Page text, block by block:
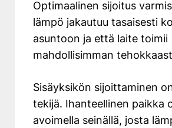
Optimaalinen sijoitus
lämpö jakautuu tasaisesti
asuntoon ja että laite toimii
mahdollisimman
Sisäyksikön sijoittaminen
tekijä. Ihanteellinen paikka
avoimella seinällä, josta